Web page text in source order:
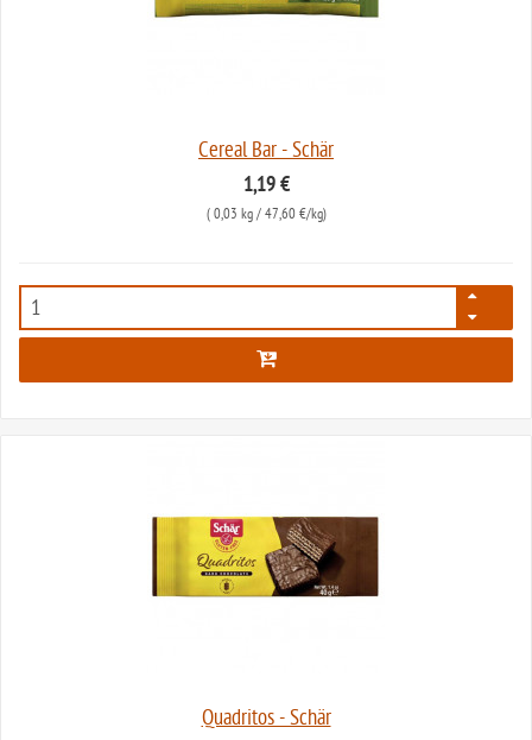
Cereal Bar - Schär
1,19 €
( 0,03 kg/ 47,60 €/kg)
80
Quadritos - Schär